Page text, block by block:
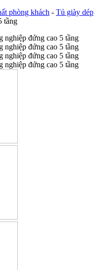
phòng khách - Tủ giày dép
tầng